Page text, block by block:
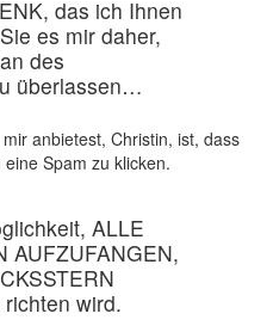
das ich Ihnen
es mir daher,
des
überlassen…
anbietest, Christin, ist, dass
Spam zu klicken.
ALLE
AUFZUFANGEN,
wird.